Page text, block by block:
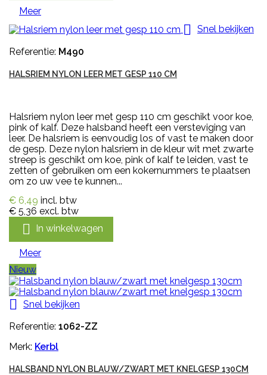
Meer
 Snel bekijken
Referentie: M490
HALSRIEM NYLON LEER MET GESP 110 CM
Halsriem nylon leer met gesp 110 cm geschikt voor koe,
pink of kalf. Deze halsband heeft een versteviging van
leer. De halsriem is eenvoudig los of vast te maken door
de gesp. Deze nylon halsriem in de kleur wit met zwarte
streep is geschikt om koe, pink of kalf te leiden, vast te
zetten of gebruiken om een kokernummers te plaatsen
om zo uw vee te kunnen...
€ 6,49 incl. btw
€ 5,36 excl. btw
 In winkelwagen
Meer
Nieuw

Snel bekijken
Referentie: 1062-ZZ
Merk: Kerbl
HALSBAND NYLON BLAUW/ZWART MET KNELGESP 130CM